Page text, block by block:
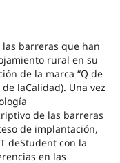
barreras que han
rural en su
de la marca “Q de
laCalidad). Una vez
de las barreras
de implantación,
deStudent con la
en las